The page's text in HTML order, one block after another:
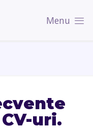
Menu
uri.